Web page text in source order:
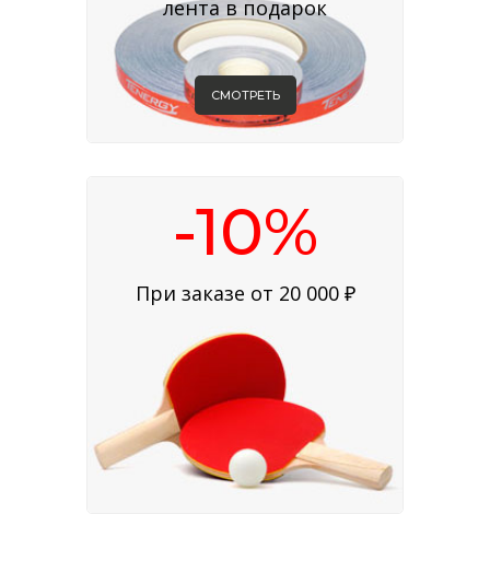
лента в подарок
СМОТРЕТЬ
-10%
При заказе от 20 000 ₽